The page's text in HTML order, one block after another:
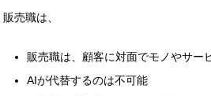
販売職は、
販売職は、顧客に対面でモノやサー
AIが代替するのは不可能